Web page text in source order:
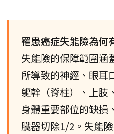
罹患癌症失能險為何
失能險的保障範圍涵
所導致的神經、眼耳
軀幹（脊柱）、上肢
身體重要部位的缺損
臟器切除1/2。失能